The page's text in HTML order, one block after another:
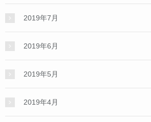
2019年7月
2019年6月
2019年5月
2019年4月